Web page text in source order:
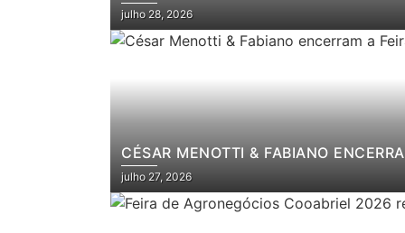
julho 28, 2026
CÉSAR MENOTTI & FABIANO
julho 27, 2026